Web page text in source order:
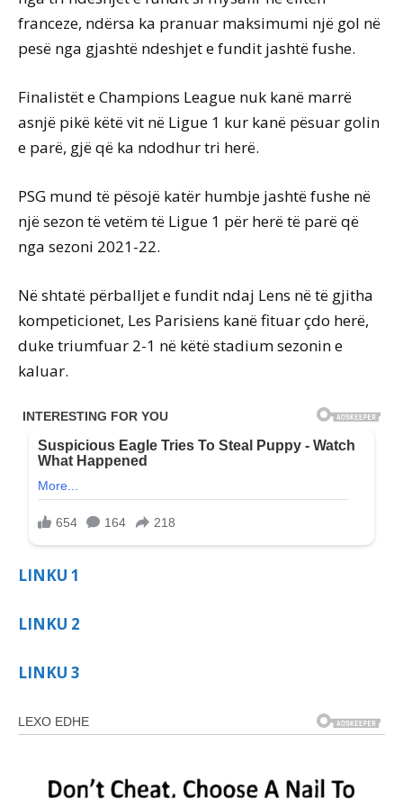
franceze, ndërsa ka pranuar maksimumi një gol në
pesë nga gjashtë ndeshjet e fundit jashtë fushe.
Finalistët e Champions League nuk kanë marrë
asnjë pikë këtë vit në Ligue 1 kur kanë pësuar golin
e parë, gjë që ka ndodhur tri herë.
PSG mund të pësojë katër humbje jashtë fushe në
një sezon të vetëm të Ligue 1 për herë të parë që
nga sezoni 2021-22.
Në shtatë përballjet e fundit ndaj Lens në të gjitha
kompeticionet, Les Parisiens kanë fituar çdo herë,
duke triumfuar 2-1 në këtë stadium sezonin e
kaluar.
LINKU 1
LINKU 2
LINKU 3